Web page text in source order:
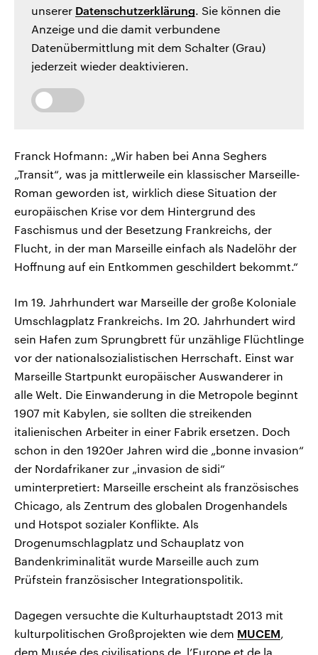
unserer Datenschutzerklärung. Sie können die
Anzeige und die damit verbundene
Datenübermittlung mit dem Schalter (Grau)
jederzeit wieder deaktivieren.
Franck Hofmann: „Wir haben bei Anna Seghers
„Transit“, was ja mittlerweile ein klassischer Marseille-
Roman geworden ist, wirklich diese Situation der
europäischen Krise vor dem Hintergrund des
Faschismus und der Besetzung Frankreichs, der
Flucht, in der man Marseille einfach als Nadelöhr der
Hoffnung auf ein Entkommen geschildert bekommt.“
Im 19. Jahrhundert war Marseille der große Koloniale
Umschlagplatz Frankreichs. Im 20. Jahrhundert wird
sein Hafen zum Sprungbrett für unzählige Flüchtlinge
vor der nationalsozialistischen Herrschaft. Einst war
Marseille Startpunkt europäischer Auswanderer in
alle Welt. Die Einwanderung in die Metropole beginnt
1907 mit Kabylen, sie sollten die streikenden
italienischen Arbeiter in einer Fabrik ersetzen. Doch
schon in den 1920er Jahren wird die „bonne invasion“
der Nordafrikaner zur „invasion de sidi“
uminterpretiert: Marseille erscheint als französisches
Chicago, als Zentrum des globalen Drogenhandels
und Hotspot sozialer Konflikte. Als
Drogenumschlagplatz und Schauplatz von
Bandenkriminalität wurde Marseille auch zum
Prüfstein französischer Integrationspolitik.
Dagegen versuchte die Kulturhauptstadt 2013 mit
kulturpolitischen Großprojekten wie dem MUCEM,
dem Musée des civilisations de ‚l’Europe et de la